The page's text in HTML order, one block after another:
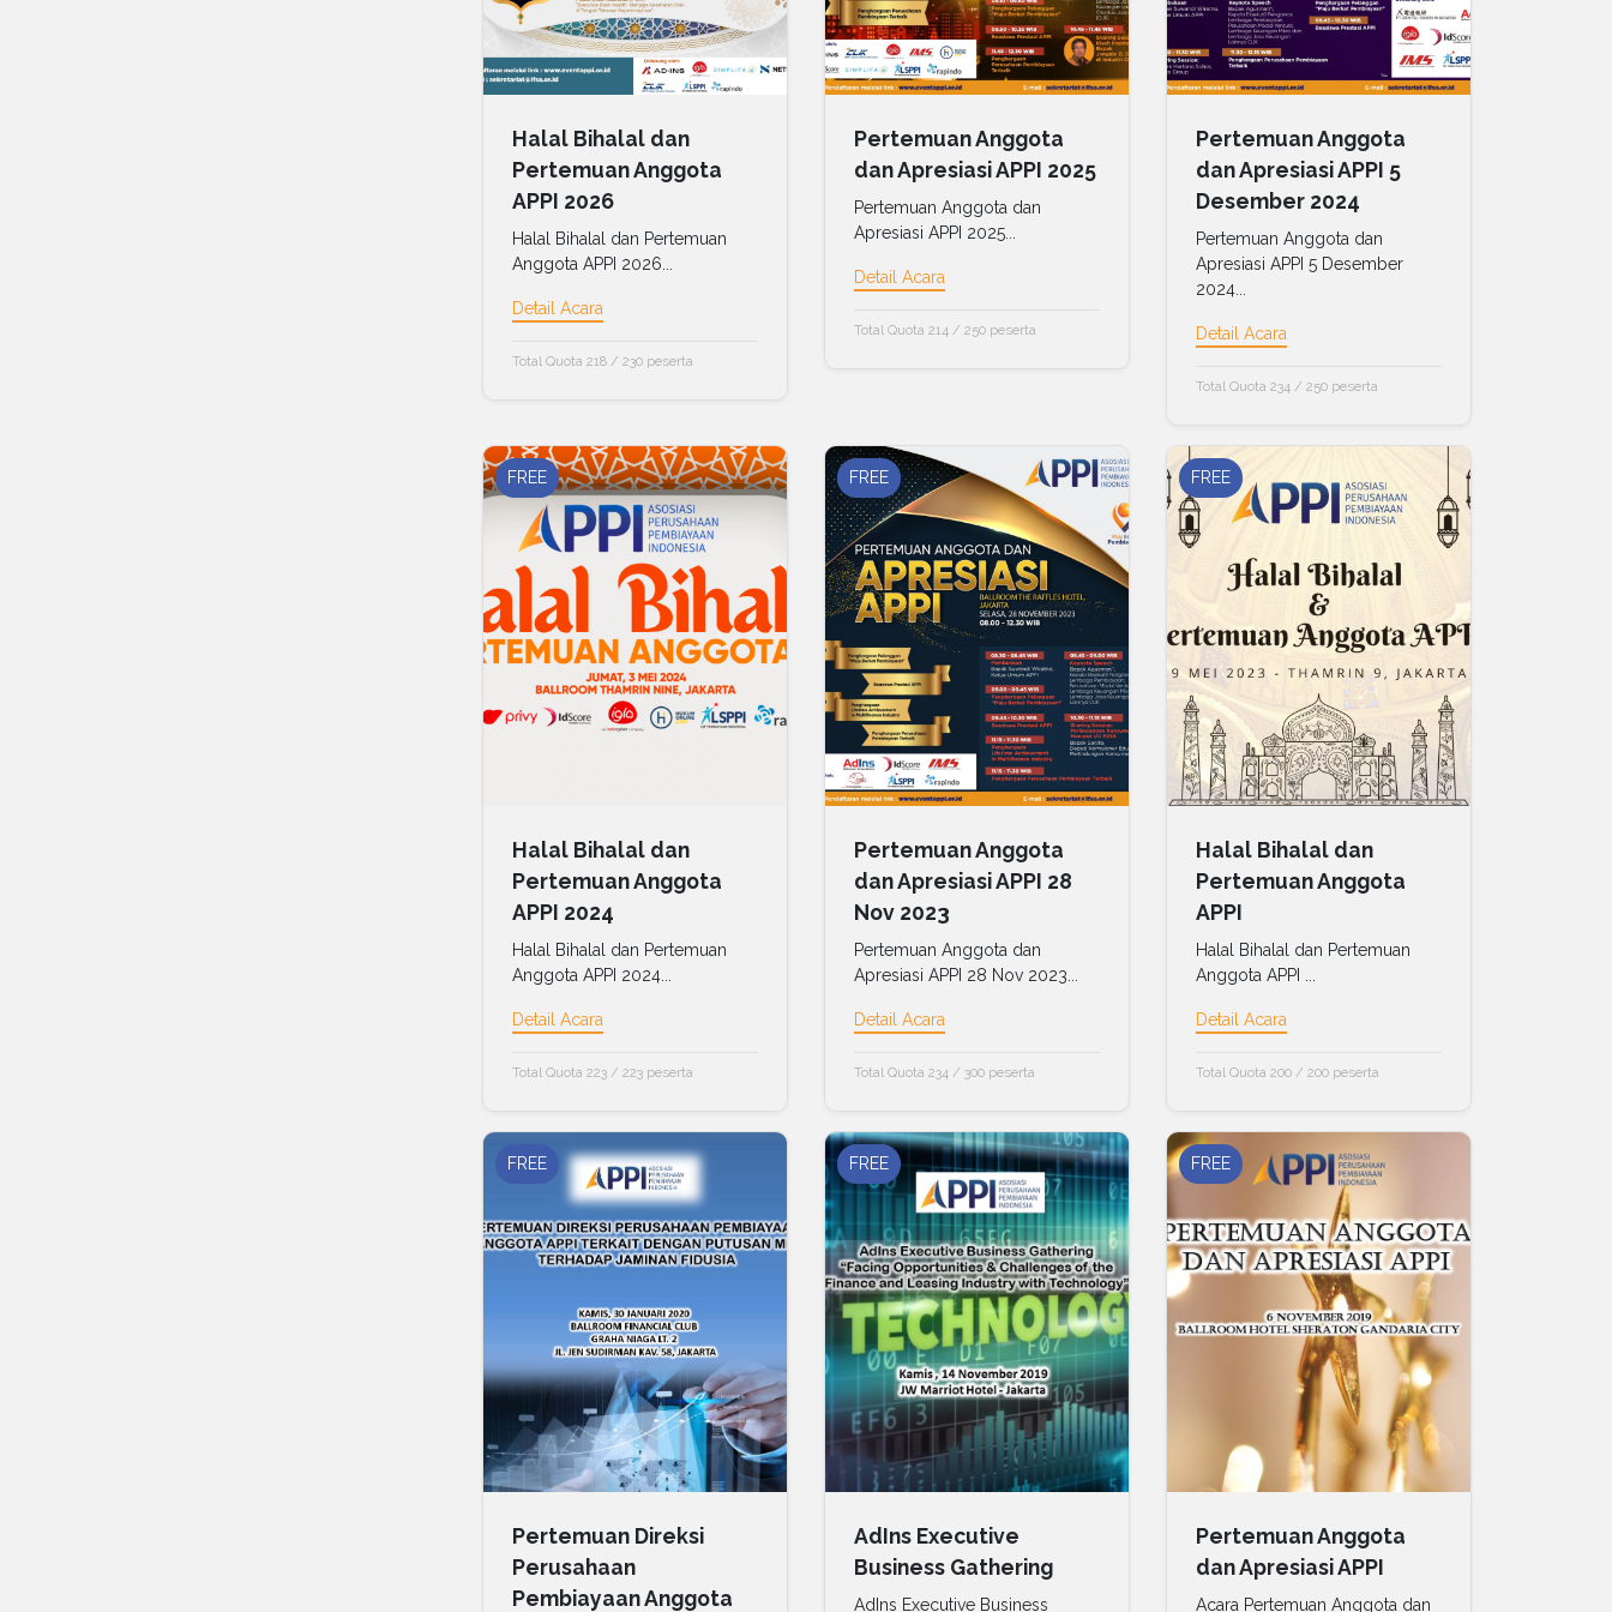
Halal Bihalal dan
Pertemuan Anggota
APPI 2026
Halal Bihalal dan Pertemuan
Anggota APPI 2026...
Detail Acara
Total Quota 218 / 230 peserta
Pertemuan Anggota
dan Apresiasi APPI 2025
Pertemuan Anggota dan
Apresiasi APPI 2025...
Detail Acara
Total Quota 214 / 250 peserta
Pertemuan Anggota
dan Apresiasi APPI 5
Desember 2024
Pertemuan Anggota dan
Apresiasi APPI 5 Desember
2024...
Detail Acara
Total Quota 234 / 250 peserta
FREE
Halal Bihalal dan
Pertemuan Anggota
APPI 2024
Halal Bihalal dan Pertemuan
Anggota APPI 2024...
Detail Acara
Total Quota 223 / 223 peserta
FREE
Pertemuan Anggota
dan Apresiasi APPI 28
Nov 2023
Pertemuan Anggota dan
Apresiasi APPI 28 Nov 2023...
Detail Acara
Total Quota 234 / 300 peserta
FREE
Halal Bihalal dan
Pertemuan Anggota
APPI
Halal Bihalal dan Pertemuan
Anggota APPI ...
Detail Acara
Total Quota 200 / 200 peserta
FREE
Pertemuan Direksi
Perusahaan
Pembiayaan Anggota
FREE
AdIns Executive
Business Gathering
AdIns Executive Business
FREE
Pertemuan Anggota
dan Apresiasi APPI
Acara Pertemuan Anggota dan